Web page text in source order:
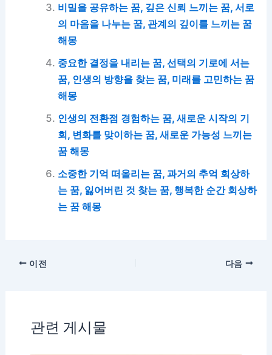
비밀을 공유하는 꿈, 깊은 신뢰 느끼는 꿈, 서로
의 마음을 나누는 꿈, 관계의 깊이를 느끼는 꿈
해몽
중요한 결정을 내리는 꿈, 선택의 기로에 서는
꿈, 인생의 방향을 찾는 꿈, 미래를 고민하는 꿈
해몽
인생의 전환점 경험하는 꿈, 새로운 시작의 기
회, 변화를 맞이하는 꿈, 새로운 가능성 느끼는
꿈 해몽
소중한 기억 떠올리는 꿈, 과거의 추억 회상하
는 꿈, 잃어버린 것 찾는 꿈, 행복한 순간 회상하
는 꿈 해몽
이전 다음
관련 게시물